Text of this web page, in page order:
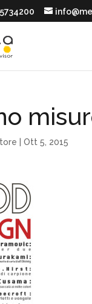
Ott 5, 2015